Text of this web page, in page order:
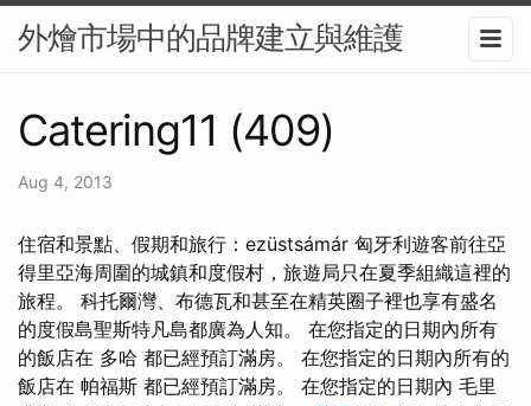
外燴市場中的品牌建立與維護
Catering11 (409)
Aug 4, 2013
住宿和景點、假期和旅行：ezüstsámár 匈牙利遊客前往亞
得里亞海周圍的城鎮和度假村，旅遊局只在夏季組織這裡的
旅程。 科托爾灣、布德瓦和甚至在精英圈子裡也享有盛名
的度假島聖斯特凡島都廣為人知。 在您指定的日期內所有
的飯店在 多哈 都已經預訂滿房。 在您指定的日期內所有的
飯店在 帕福斯 都已經預訂滿房。 在您指定的日期內 毛里